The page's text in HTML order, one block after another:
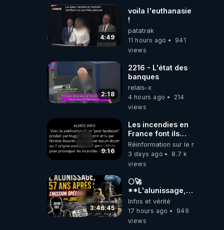
4:49
voila l'euthanasie
!
patatrak
11 hours ago
941
views
2:18
2216 - L'état des
banques
relais-x
4 hours ago
214
views
9:16
Les incendies en
France font ils
partie d' un plan
qui aurait débuté
le 11 septembre
Réinformation sur le monde
3 days ago
8.7 k
views
3:46:45
🌕🚀
**L'alunissage,
57 ans après :
Émission spéciale
avec John Doe
Infos et vérité
17 hours ago
949
views